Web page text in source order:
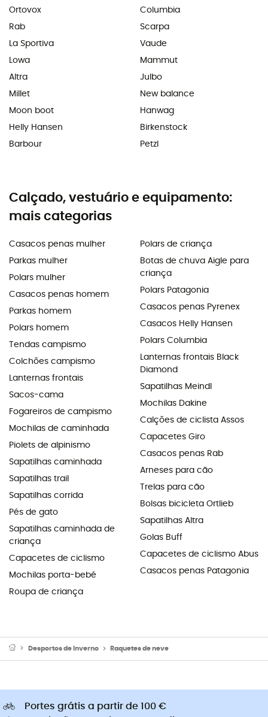
Ortovox
Rab
La Sportiva
Lowa
Altra
Millet
Moon boot
Helly Hansen
Barbour
Columbia
Scarpa
Vaude
Mammut
Julbo
New balance
Hanwag
Birkenstock
Petzl
Calçado, vestuário e equipamento:
mais categorias
Casacos penas mulher
Parkas mulher
Polars mulher
Casacos penas homem
Parkas homem
Polars homem
Tendas campismo
Colchões campismo
Lanternas frontais
Sacos-cama
Fogareiros de campismo
Mochilas de caminhada
Piolets de alpinismo
Sapatilhas caminhada
Sapatilhas trail
Sapatilhas corrida
Pés de gato
Sapatilhas caminhada de
criança
Capacetes de ciclismo
Mochilas porta-bebé
Roupa de criança
Polars de criança
Botas de chuva Aigle para
criança
Polars Patagonia
Casacos penas Pyrenex
Casacos Helly Hansen
Polars Columbia
Lanternas frontais Black
Diamond
Sapatilhas Meindl
Mochilas Dakine
Calções de ciclista Assos
Capacetes Giro
Casacos penas Rab
Arneses para cão
Trelas para cão
Bolsas bicicleta Ortlieb
Sapatilhas Altra
Golas Buff
Capacetes de ciclismo Abus
Casacos penas Patagonia
Desportos de Inverno Raquetes de neve
Portes grátis a partir de 100 €